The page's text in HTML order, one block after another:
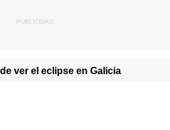
ver el eclipse en Galicia